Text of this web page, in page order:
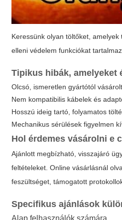
Keressünk olyan töltőket, amelyek
elleni védelem funkciókat
Tipikus hibák, amelyeket
Olcsó, ismeretlen gyártótól
Nem kompatibilis kábelek és
Hosszú ideig tartó, folyamatos
Mechanikus sérülések figyelmen
Hol érdemes vásárolni e
Ajánlott megbízható, visszajáró
feltételeket. Online vásárlásnál
feszültséget, támogatott
Specifikus ajánlások